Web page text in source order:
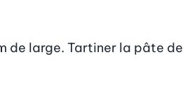
de large. Tartiner la pâte de